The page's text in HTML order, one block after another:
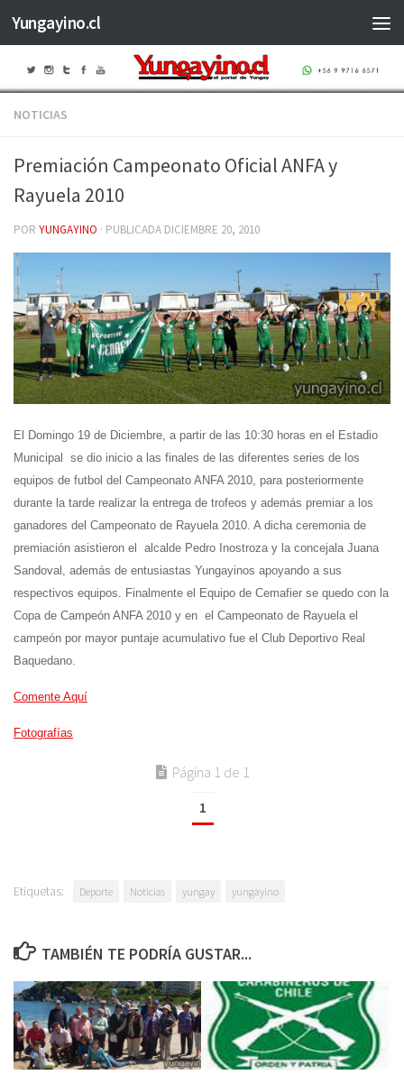
Saltar al contenido
Yungayino.cl
NOTICIAS
Premiación Campeonato Oficial ANFA y
Rayuela 2010
POR YUNGAYINO · PUBLICADA DICIEMBRE 20, 2010
El Domingo 19 de Diciembre, a partir de las 10:30 horas en el Estadio
Municipal se dio inicio a las finales de las diferentes series de los
equipos de futbol del Campeonato ANFA 2010, para posteriormente
durante la tarde realizar la entrega de trofeos y además premiar a los
ganadores del Campeonato de Rayuela 2010. A dicha ceremonia de
premiación asistieron el alcalde Pedro Inostroza y la concejala Juana
Sandoval, además de entusiastas Yungayinos apoyando a sus
respectivos equipos. Finalmente el Equipo de Cemafier se quedo con la
Copa de Campeón ANFA 2010 y en el Campeonato de Rayuela el
campeón por mayor puntaje acumulativo fue el Club Deportivo Real
Baquedano.
Comente Aquí
Fotografías
Página 1 de 1
1
Etiquetas: Deporte Noticias yungay yungayino
TAMBIÉN TE PODRÍA GUSTAR...